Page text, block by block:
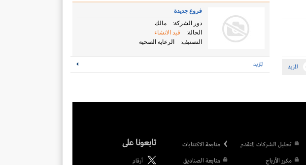
المزيد
فروع جديدة
دور الشركة:
مالك
الحالة:
قيد الانشاء
التصنيف:
الرعاية الصحية
المزيد
تحليل الشركات المتقدم
مكرر الأرباح
متابعة الاكتتابات
متابعة الصناديق
تابعونا على
أرقام